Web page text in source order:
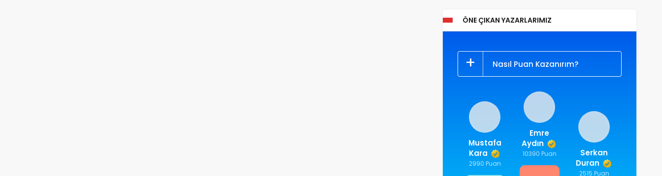
ÖNE ÇIKAN YAZARLARIMIZ
Nasıl Puan Kazanırım?
Emre
Aydın
10390 Puan
Mustafa
Kara
2990 Puan
Serkan
Duran
2515 Puan